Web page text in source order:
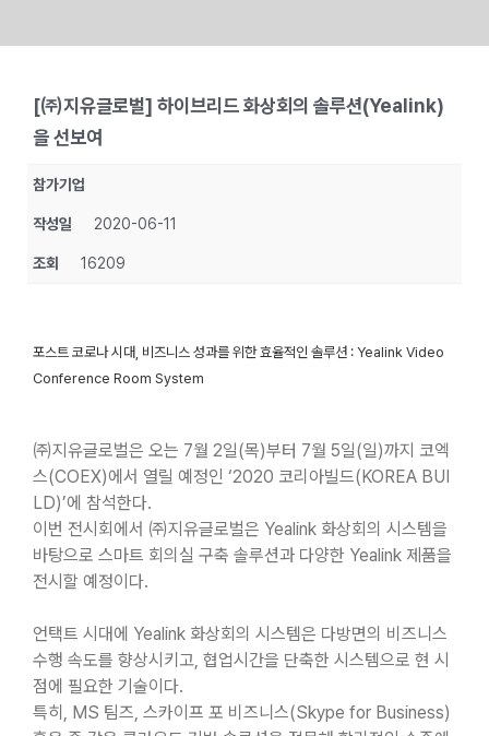
content[㈜지유글로벌] 하이브리드 화상회의 솔루션(Yealink)
을 선보여
참가기업
작성일 2020-06-11
조회 16209
포스트 코로나 시대, 비즈니스 성과를 위한 효율적인 솔루션 : Yealink Video
Conference Room System
㈜지유글로벌은 오는 7월 2일(목)부터 7월 5일(일)까지 코엑
스(COEX)에서 열릴 예정인 ‘2020 코리아빌드(KOREA BUI
LD)’에 참석한다.
이번 전시회에서 ㈜지유글로벌은 Yealink 화상회의 시스템을
바탕으로 스마트 회의실 구축 솔루션과 다양한 Yealink 제품을
전시할 예정이다.
언택트 시대에 Yealink 화상회의 시스템은 다방면의 비즈니스
수행 속도를 향상시키고, 협업시간을 단축한 시스템으로 현 시
점에 필요한 기술이다.
특히, MS 팀즈, 스카이프 포 비즈니스(Skype for Business)